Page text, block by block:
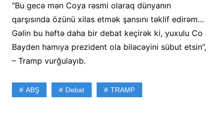
“Bu gecə mən Coya rəsmi olaraq dünyanın
qarşısında özünü xilas etmək şansını təklif edirəm…
Gəlin bu həftə daha bir debat keçirək ki, yuxulu Co
Bayden hamıya prezident ola biləcəyini sübut etsin”,
– Tramp vurğulayıb.
ABŞ Debat TRAMP